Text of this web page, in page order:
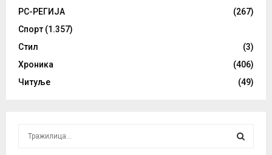
РС-РЕГИЈА
(267)
Спорт (1.357)
Стил
(3)
Хроника
(406)
Читуље
(49)